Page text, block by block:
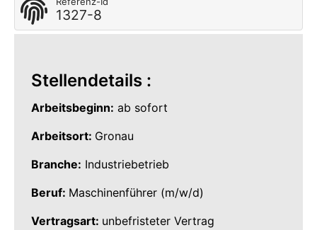
1327-8
Stellendetails :
Arbeitsbeginn: ab sofort
Arbeitsort: Gronau
Branche: Industriebetrieb
Beruf: Maschinenführer (m/w/d)
Vertragsart: unbefristeter Vertrag